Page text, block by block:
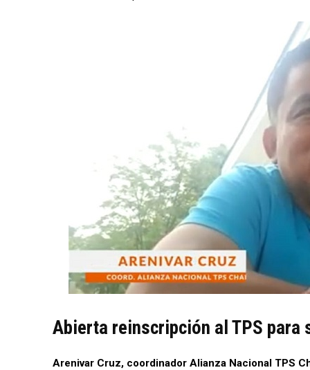
Abierta reinscripción al TPS para
Arenivar Cruz, coordinador Alianza Nacional TPS